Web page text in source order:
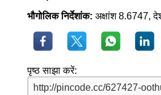
भौगोलिक निर्देशांक: अक्षांश 8.6747,
पृष्ठ साझा करें: